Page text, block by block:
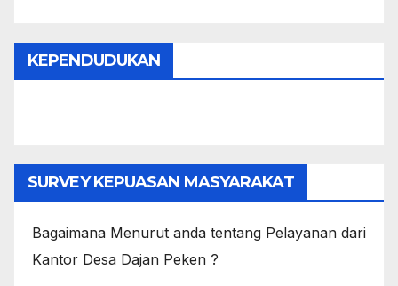
KEPENDUDUKAN
SURVEY KEPUASAN MASYARAKAT
Bagaimana Menurut anda tentang Pelayanan dari
Kantor Desa Dajan Peken ?